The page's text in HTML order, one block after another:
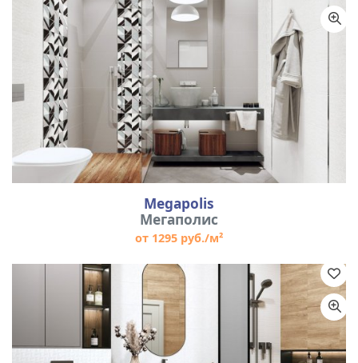
Megapolis
Мегаполис
от 1295 руб./м²